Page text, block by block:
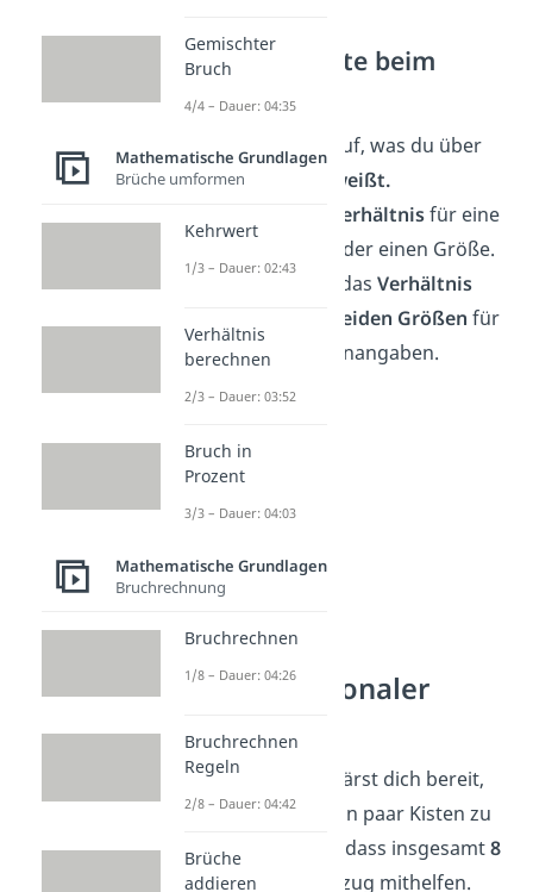
Die drei Schritte beim
Schreibe alles auf, was du über
beide Größen weißt.
Verhältnisfür eine
der einen Größe.
nun das Verhältnis
beiden Größen für
eine der Mengenangaben.
Beispiel:
Antiproportionaler
Stell dir vor, du erklärst dich bereit,
bei einem Umzug ein paar Kisten zu
tragen. Geplant ist, dass insgesamt8
Personenbeim Umzug mithelfen.
Gemischter
Bruch
4/4 – Dauer: 04:35
Mathematische Grundlagen
Brüche umformen
Kehrwert
1/3 – Dauer: 02:43
Verhältnis
berechnen
2/3 – Dauer: 03:52
Bruch in
Prozent
3/3 – Dauer: 04:03
Mathematische Grundlagen
Bruchrechnung
Bruchrechnen
1/8 – Dauer: 04:26
Bruchrechnen
Regeln
2/8 – Dauer: 04:42
Brüche
addieren